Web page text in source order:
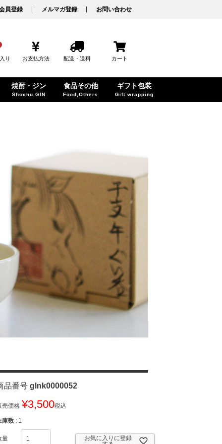
員登録 メルマガ登録 お問い合わせ
り お支払方法 配送・送料 カート
焼酎・ジン
Shochu,GIN
食品その他
Food,Others
ギフト包装
Gift wrapping
品番号 glnk0000052
売価格 ¥3,500税込
庫数 1
お気に入りに登録